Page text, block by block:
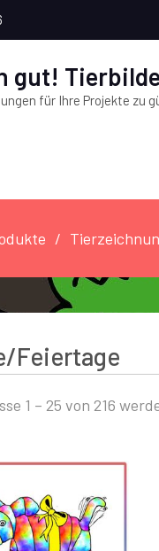
gut!
für Ihre Projekte zu
Feiertage
1 – 25 von 216